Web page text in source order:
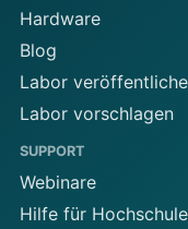
Hardware
Blog
Labor
Labor vorschlagen
SUPPORT
Webinare
Hilfe für